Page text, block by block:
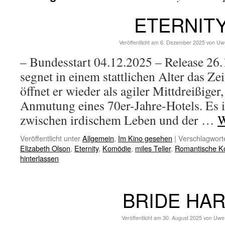
Veröffentlicht am 6. Dezember 2025 von
– Bundesstart 04.12.2025 – Release
segnet in einem stattlichen Alter das
öffnet er wieder als agiler
Anmutung eines 70er-Jahre-Hotels.
zwischen irdischem Leben und der …
Veröffentlicht unterAllgemein, Im Kino gesehen |
Elizabeth Olson, Eternity, Komödie, miles Teller, Romantische
hinterlassen
BRIDE
Veröffentlicht am 30. August 2025 von